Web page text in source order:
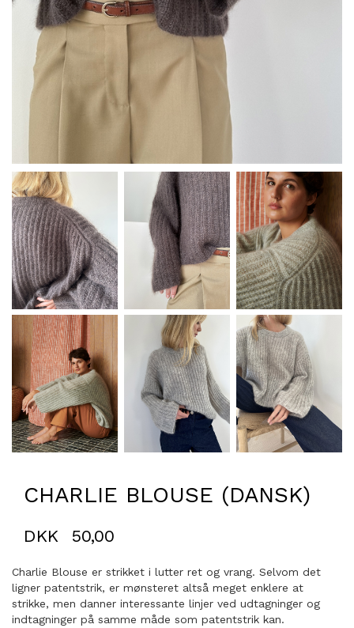
CHARLIE BLOUSE (DANSK)
DKK 50,00
Charlie Blouse er strikket i lutter ret og vrang. Selvom det
ligner patentstrik, er mønsteret altså meget enklere at
strikke, men danner interessante linjer ved udtagninger og
indtagninger på samme måde som patentstrik kan.